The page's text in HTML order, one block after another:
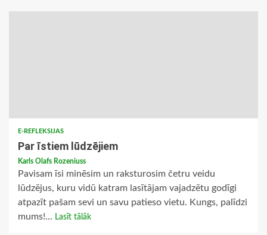
E-REFLEKSIJAS
Par īstiem lūdzējiem
Karls Olafs Rozeniuss
Pavisam īsi minēsim un raksturosim četru veidu
lūdzējus, kuru vidū katram lasītājam vajadzētu godīgi
atpazīt pašam sevi un savu patieso vietu. Kungs, palīdzi
mums!... Lasīt tālāk